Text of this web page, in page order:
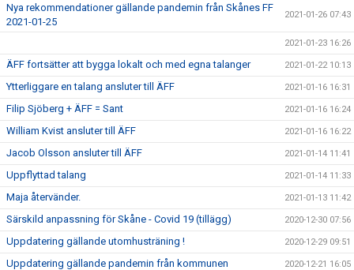
Nya rekommendationer gällande pandemin från Skånes FF
2021-01-25
2021-01-26 07:43
2021-01-23 16:26
ÄFF fortsätter att bygga lokalt och med egna talanger 2021-01-22 10:13
Ytterliggare en talang ansluter till ÄFF 2021-01-16 16:31
Filip Sjöberg + ÄFF = Sant 2021-01-16 16:24
William Kvist ansluter till ÄFF 2021-01-16 16:22
Jacob Olsson ansluter till ÄFF 2021-01-14 11:41
Uppflyttad talang 2021-01-14 11:33
Maja återvänder. 2021-01-13 11:42
Särskild anpassning för Skåne - Covid 19 (tillägg) 2020-12-30 07:56
Uppdatering gällande utomhusträning ! 2020-12-29 09:51
Uppdatering gällande pandemin från kommunen 2020-12-21 16:05